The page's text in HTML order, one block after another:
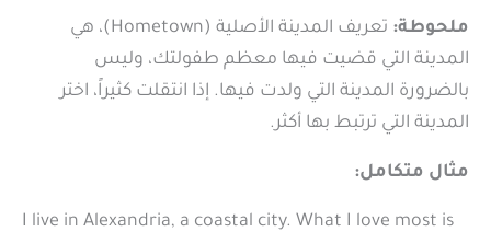
ملحوطة: تعريف المدينة الأصلية (Hometown)،
هي
المدينة التي قضيت فيها معظم طفولتك، وليس
بالضرورة المدينة التي ولدت فيها. إذا انتقلت كثيراً، اختر
المدينة التي ترتبط بها أكثر.
مثال متكامل:
I live in Alexandria, a coastal city. What I love most is